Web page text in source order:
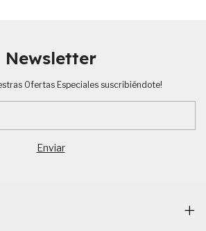
Newsletter
Ofertas Especiales suscribiéndote!